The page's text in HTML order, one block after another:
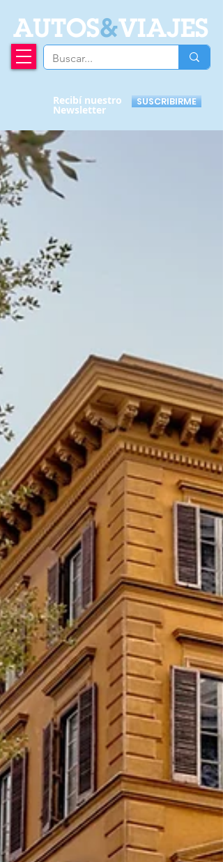
AUTOS&VIAJES
Recibí nuestro
Newsletter
SUSCRIBIRME